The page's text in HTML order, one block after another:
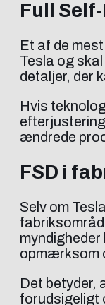
Full
Et af de
Tesla og
detaljer, der
Hvis
ændrede
FSD i
Selv om
opmærksom
Det betyder,
forudsigeligt